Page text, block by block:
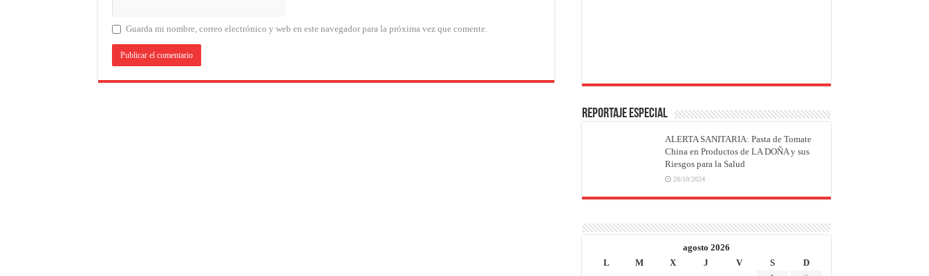
Guarda mi nombre, correo electrónico y web en este navegador para la próxima vez que comente.
REPORTAJE ESPECIAL
ALERTA SANITARIA: Pasta de Tomate
China en Productos de LA DOÑA y sus
Riesgos para la Salud
28/10/2024
agosto 2026
L
M X J V S
D